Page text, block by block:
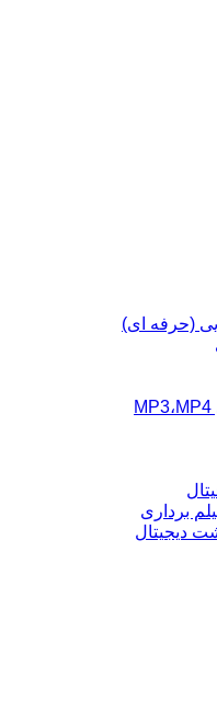
(حرفه ای)
برداری
دیجیتال